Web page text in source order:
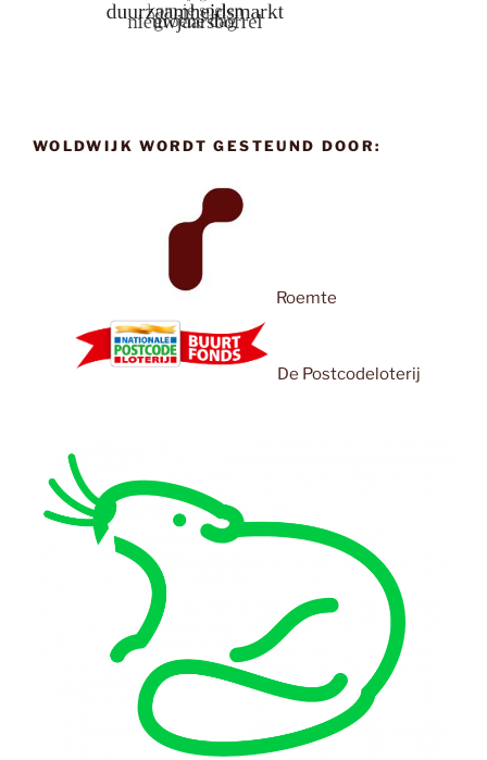
WOLDWIJK WORDT GESTEUND DOOR:
Roemte
De Postcodeloterij